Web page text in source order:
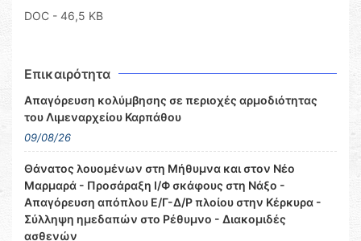
DOC - 46,5 KB
Επικαιρότητα
Απαγόρευση κολύμβησης σε περιοχές αρμοδιότητας
του Λιμεναρχείου Καρπάθου
09/08/26
Θάνατος λουομένων στη Μήθυμνα και στον Νέο
Μαρμαρά - Προσάραξη Ι/Φ σκάφους στη Νάξο -
Απαγόρευση απόπλου Ε/Γ-Δ/Ρ πλοίου στην Κέρκυρα -
Σύλληψη ημεδαπών στο Ρέθυμνο - Διακομιδές
ασθενών